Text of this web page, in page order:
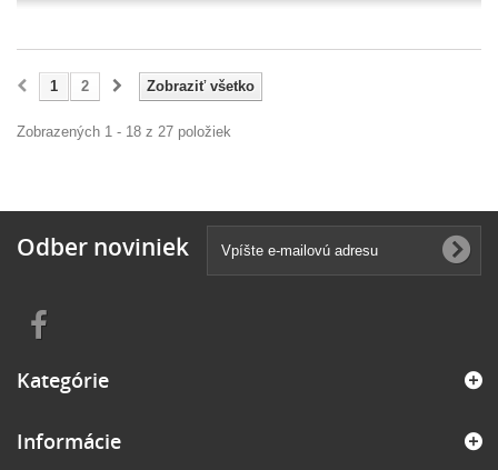
Zobraziť všetko
1 2
Zobrazených 1 - 18 z 27 položiek
Odber noviniek
Kategórie
Informácie